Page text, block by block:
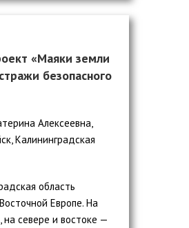
«Маяки земли
безопасного
Алексеевна,
Калининградская
область
Европе. На
на севере и востоке —